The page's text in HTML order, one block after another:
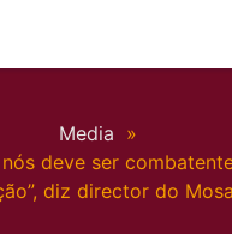
Media »
deve ser
diz director do